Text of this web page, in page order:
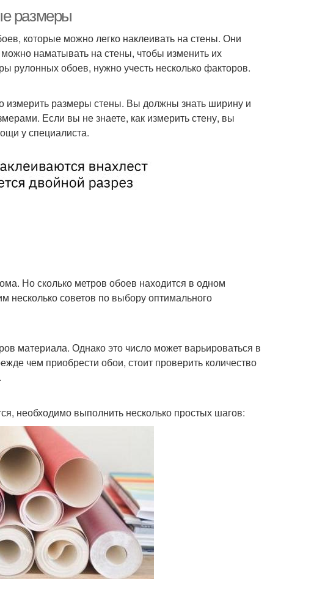
размеры
которые можно легко наклеивать на стены. Они
наматывать на стены, чтобы изменить их
обоев, нужно учесть несколько факторов.
измерить размеры стены. Вы должны знать ширину и
Если вы не знаете, как измерить стену, вы
у специалиста.
Но сколько метров обоев находится в одном
несколько советов по выбору оптимального
материала. Однако это число может варьироваться в
чем приобрести обои, стоит проверить количество
необходимо выполнить несколько простых шагов: